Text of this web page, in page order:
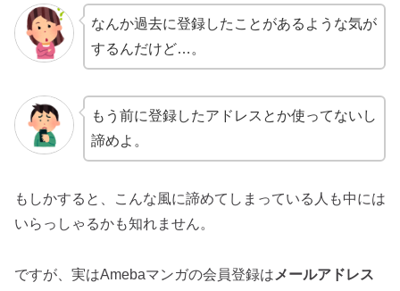
なんか過去に登録したことがあるような気が
するんだけど…。
もう前に登録したアドレスとか使ってないし
諦めよ。
もしかすると、こんな風に諦めてしまっている人も中には
いらっしゃるかも知れません。
ですが、実はAmebaマンガの会員登録は メールアドレス